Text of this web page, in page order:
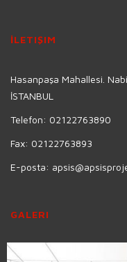
İLETIŞIM
Hasanpaşa Mahallesi.
İSTANBUL
Telefon: 02122763890
Fax: 02122763893
E-posta:
GALERI